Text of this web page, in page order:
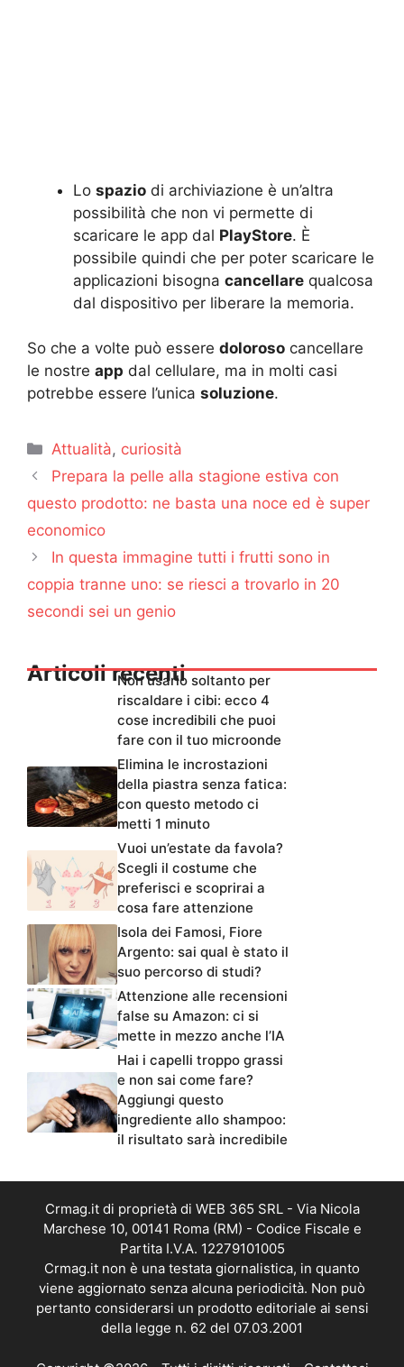
Lo spazio di archiviazione è un’altra
possibilità che non vi permette di
scaricare le app dal PlayStore. È
possibile quindi che per poter scaricare le
applicazioni bisogna cancellare qualcosa
dal dispositivo per liberare la memoria.
So che a volte può essere doloroso cancellare
le nostre app dal cellulare, ma in molti casi
potrebbe essere l’unica soluzione.
Categorie
Attualità, curiosità
Prepara la pelle alla stagione estiva con
questo prodotto: ne basta una noce ed è super
economico
In questa immagine tutti i frutti sono in
coppia tranne uno: se riesci a trovarlo in 20
secondi sei un genio
Articoli recentiNon usarlo soltanto per
riscaldare i cibi: ecco 4
cose incredibili che puoi
fare con il tuo microonde
Elimina le incrostazioni
della piastra senza fatica:
con questo metodo ci
metti 1 minuto
Vuoi un’estate da favola?
Scegli il costume che
preferisci e scoprirai a
cosa fare attenzione
Isola dei Famosi, Fiore
Argento: sai qual è stato il
suo percorso di studi?
Attenzione alle recensioni
false su Amazon: ci si
mette in mezzo anche l’IA
Hai i capelli troppo grassi
e non sai come fare?
Aggiungi questo
ingrediente allo shampoo:
il risultato sarà incredibile
Crmag.it di proprietà di WEB 365 SRL - Via Nicola
Marchese 10, 00141 Roma (RM) - Codice Fiscale e
Partita I.V.A. 12279101005
Crmag.it non è una testata giornalistica, in quanto
viene aggiornato senza alcuna periodicità. Non può
pertanto considerarsi un prodotto editoriale ai sensi
della legge n. 62 del 07.03.2001